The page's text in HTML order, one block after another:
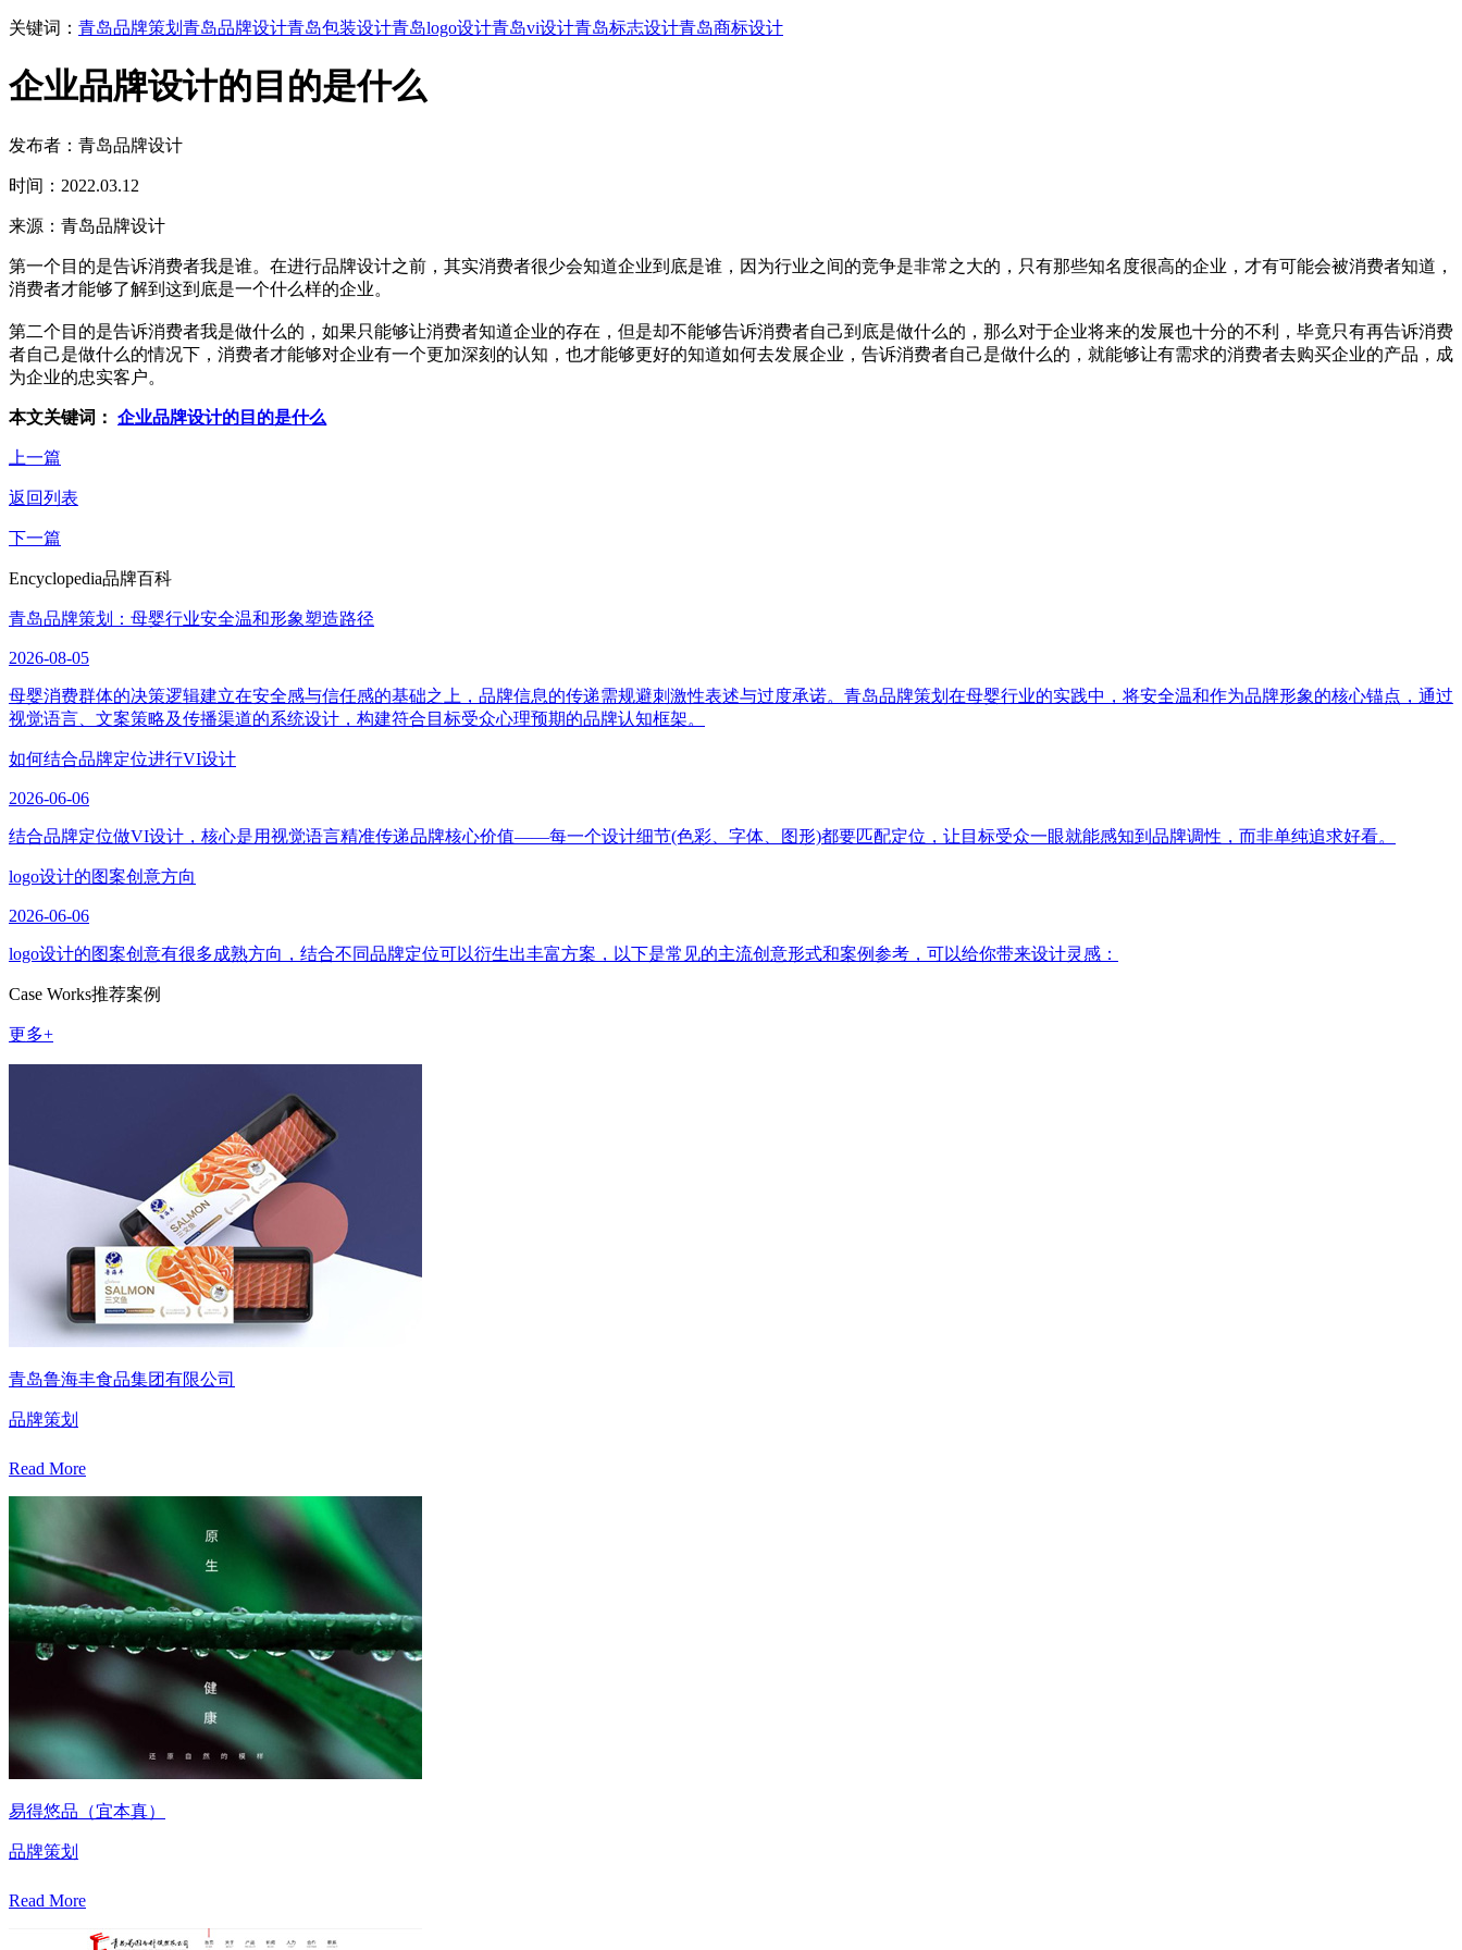
关键词： 青岛品牌策划 青岛品牌设计青岛包装设计青岛logo设计青岛vi设计青岛标志设计青岛商标设计
企业品牌设计的目的是什么
发布者：青岛品牌设计
时间：2022.03.12
来源：青岛品牌设计
第一个目的是告诉消费者我是谁。在进行品牌设计之前，其实消费者很少会知道企业到底是谁，因为行业之间的竞争是非常之大的，只有那些知名度很高的企业，才有可能会被消费者知道，
消费者才能够了解到这到底是一个什么样的企业。
第二个目的是告诉消费者我是做什么的，如果只能够让消费者知道企业的存在，但是却不能够告诉消费者自己到底是做什么的，那么对于企业将来的发展也十分的不利，毕竟只有再告诉消费
者自己是做什么的情况下，消费者才能够对企业有一个更加深刻的认知，也才能够更好的知道如何去发展企业，告诉消费者自己是做什么的，就能够让有需求的消费者去购买企业的产品，成
为企业的忠实客户。
本文关键词： 企业品牌设计的目的是什么
上一篇
返回列表
下一篇
Encyclopedia品牌百科
青岛品牌策划：母婴行业安全温和形象塑造路径
2026-08-05
母婴消费群体的决策逻辑建立在安全感与信任感的基础之上，品牌信息的传递需规避刺激性表述与过度承诺。青岛品牌策划在母婴行业的实践中，将安全温和作为品牌形象的核心锚点，通过
视觉语言、文案策略及传播渠道的系统设计，构建符合目标受众心理预期的品牌认知框架。
如何结合品牌定位进行VI设计
2026-06-06
结合品牌定位做VI设计，核心是用视觉语言精准传递品牌核心价值——每一个设计细节(色彩、字体、图形)都要匹配定位，让目标受众一眼就能感知到品牌调性，而非单纯追求好看。
logo设计的图案创意方向
2026-06-06
logo设计的图案创意有很多成熟方向，结合不同品牌定位可以衍生出丰富方案，以下是常见的主流创意形式和案例参考，可以给你带来设计灵感：
Case Works推荐案例
更多+
青岛鲁海丰食品集团有限公司
品牌策划
Read More
易得悠品（宜本真）
品牌策划
Read More